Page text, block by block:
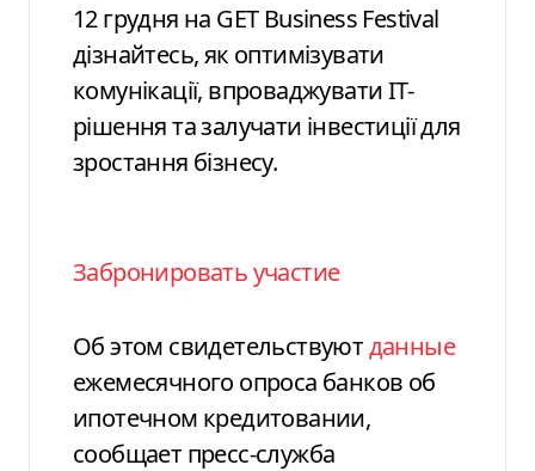
12 грудня на GET Business Festival
дізнайтесь, як оптимізувати
комунікації, впроваджувати ІТ-
рішення та залучати інвестиції для
зростання бізнесу.
Забронировать участие
Об этом свидетельствуютданные
ежемесячного опроса банков об
ипотечном кредитовании,
сообщает пресс-служба